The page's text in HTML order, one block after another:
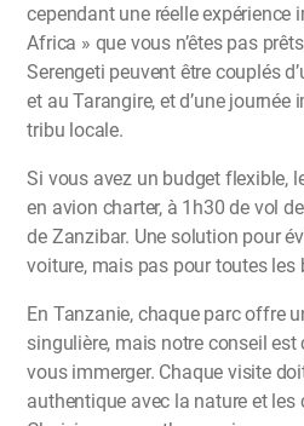
cependant une réelle expérience
Africa » que vous n’êtes pas
Serengeti peuvent être couplés
et au Tarangire, et d’une
tribu locale.
Si vous avez un budget flexible,
en avion charter, à 1h30 de vol
de Zanzibar. Une solution pour
voiture, mais pas pour toutes les
En Tanzanie, chaque parc offre
singulière, mais notre conseil est
vous immerger. Chaque visite
authentique avec la nature et les